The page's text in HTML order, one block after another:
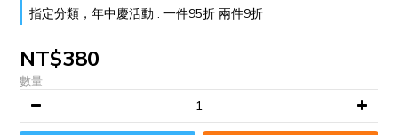
指定分類，年中慶活動 : 一件95折 兩件9折
NT$380
數量